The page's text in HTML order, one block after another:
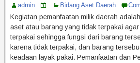
admin Bidang Aset Daerah
Kegiatan pemanfaatan milik daerah
aset atau barang yang tidak terpakai
terpakai sehingga fungsi dari barang
karena tidak terpakai, dan barang
keadaan layak pakai. Pemanfaatan dan